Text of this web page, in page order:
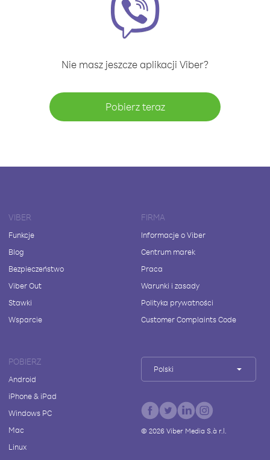
Nie masz jeszcze aplikacji Viber?
Pobierz teraz
VIBER
Funkcje
Blog
Bezpieczeństwo
Viber Out
Stawki
Wsparcie
FIRMA
Informacje o Viber
Centrum marek
Praca
Warunki i zasady
Polityka prywatności
Customer Complaints Code
POBIERZ
Android
iPhone & iPad
Windows PC
Mac
Linux
Polski
© 2026Viber Media S.à r.l.